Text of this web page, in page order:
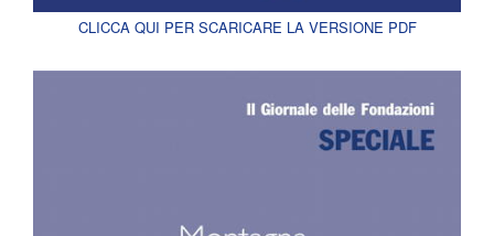
CLICCA QUI PER SCARICARE LA VERSIONE PDF